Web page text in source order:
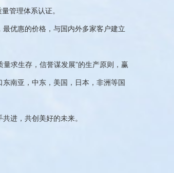
管理体系认证。
优惠的价格，与国内外多家客户建立
求生存，信誉谋发展”的生产原则，赢
南亚，中东，美国，日本，非洲等国
进，共创美好的未来。